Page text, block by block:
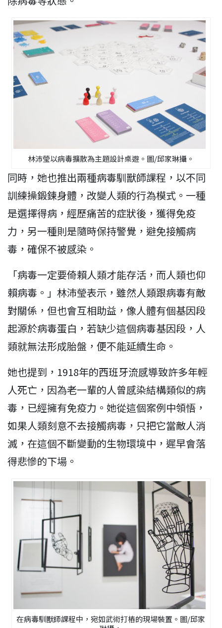
林沛瑩以病毒擴散為主題設計桌遊。圖/邱家琳攝。
同時，她也推出兩種病毒馴獸師課程，以不同
訓練操鍛鍊身體，改變人類的行為模式。一種
是選擇得病，經歷痛苦的症狀後，獲得免疫
力，另一種則是隨時保持警覺，避免接觸病
毒，確保不被感染。
「病毒一定要倚賴人類才能存活，而人類也仰
賴病毒。」林沛瑩表示，雖然人類跟病毒有敵
對關係，但也會互相助益，像人體有個基因段
起源於病毒蛋白，若缺少這個病毒基因段，人
類就無法形成胎盤，便不能延續生命。
她也提到，1918年的西班牙流感導致許多年輕
人死亡，因為老一輩的人曾感染結構類似的病
毒，已經擁有免疫力。她從這個案例中領悟，
如果人類刻意不去接觸病毒，只把它當敵人消
滅，在這個不斷變動的生物環境中，遲早會落
得悲慘的下場。
在病毒馴獸師課程中，宛如武術打樁的現場裝置。圖/邱家